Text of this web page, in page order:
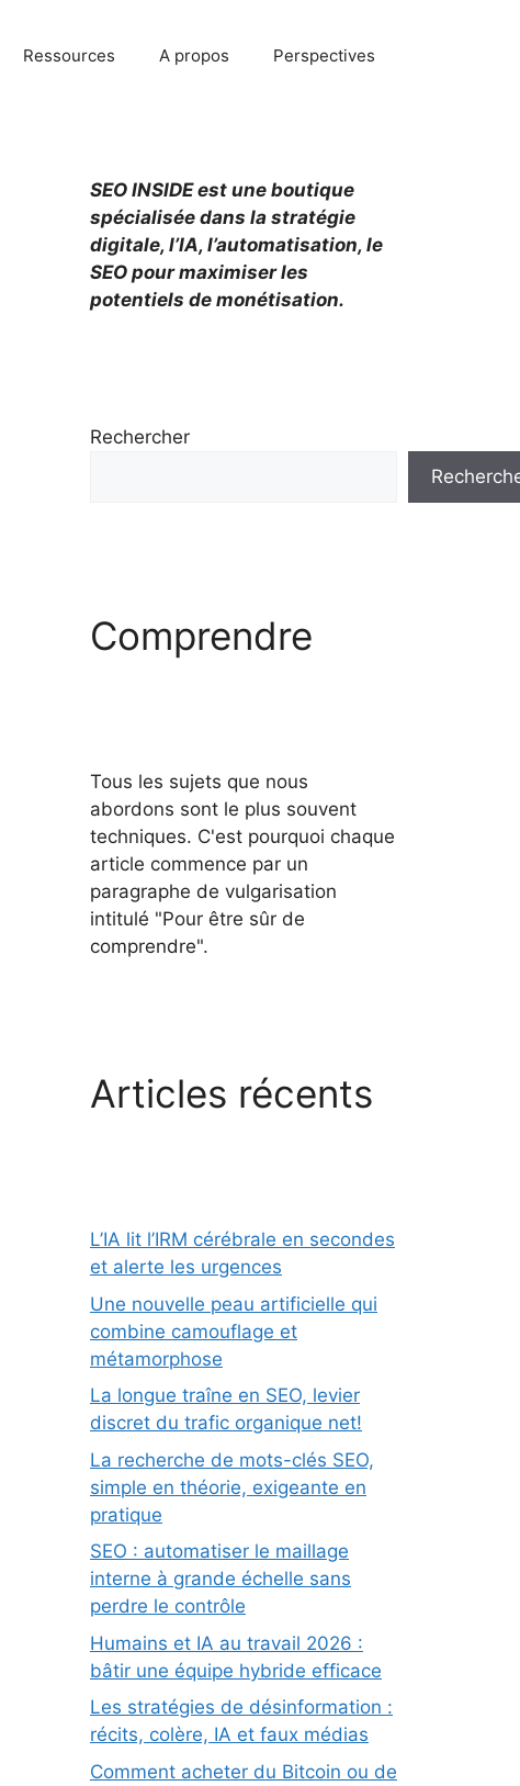
Ressources A propos Perspectives
SEO INSIDE est une boutique
spécialisée dans la stratégie
digitale, l’IA, l’automatisation, le
SEO pour maximiser les
potentiels de monétisation.
Rechercher
Comprendre
Tous les sujets que nous
abordons sont le plus souvent
techniques. C'est pourquoi chaque
article commence par un
paragraphe de vulgarisation
intitulé "Pour être sûr de
comprendre".
Articles récents
L’IA lit l’IRM cérébrale en secondes
et alerte les urgences
Une nouvelle peau artificielle qui
combine camouflage et
métamorphose
La longue traîne en SEO, levier
discret du trafic organique net!
La recherche de mots-clés SEO,
simple en théorie, exigeante en
pratique
SEO : automatiser le maillage
interne à grande échelle sans
perdre le contrôle
Humains et IA au travail 2026 :
bâtir une équipe hybride efficace
Les stratégies de désinformation :
récits, colère, IA et faux médias
Comment acheter du Bitcoin ou de